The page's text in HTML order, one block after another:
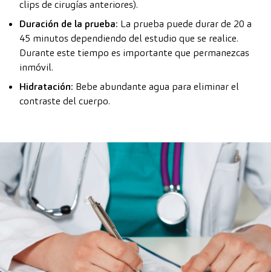
clips de cirugías anteriores).
Duración de la prueba: La prueba puede durar de 20 a
45 minutos dependiendo del estudio que se realice.
Durante este tiempo es importante que permanezcas
inmóvil.
Hidratación: Bebe abundante agua para eliminar el
contraste del cuerpo.